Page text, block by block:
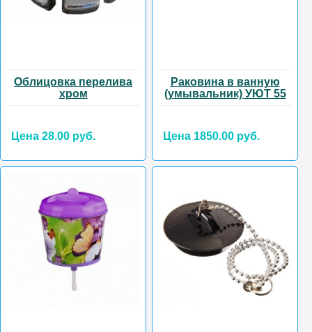
Облицовка перелива
хром
Цена 28.00 руб.
Раковина в ванную
(умывальник) УЮТ 55
Цена 1850.00 руб.